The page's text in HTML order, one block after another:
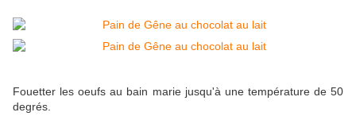
Fouetter les oeufs au bain marie jusqu'à une température de 50
degrés.